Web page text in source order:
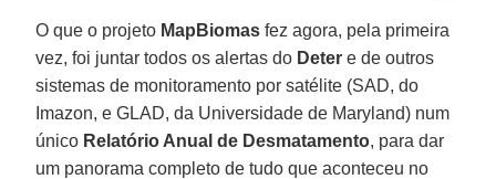
O que o projeto MapBiomas fez agora, pela primeira
vez, foi juntar todos os alertas do Deter e de outros
sistemas de monitoramento por satélite (SAD, do
Imazon, e GLAD, da Universidade de Maryland) num
único Relatório Anual de Desmatamento, para dar
um panorama completo de tudo que aconteceu no